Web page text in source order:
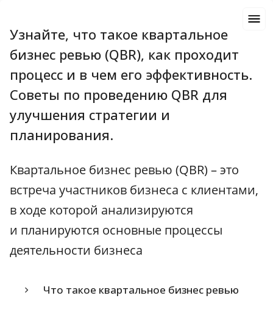
Узнайте, что такое квартальное
бизнес ревью (QBR), как проходит
процесс и в чем его эффективность.
Советы по проведению QBR для
улучшения стратегии и
планирования.
Квартальное бизнес ревью (QBR) – это
встреча участников бизнеса с клиентами,
в ходе которой анализируются
и планируются основные процессы
деятельности бизнеса
Что такое квартальное бизнес ревью